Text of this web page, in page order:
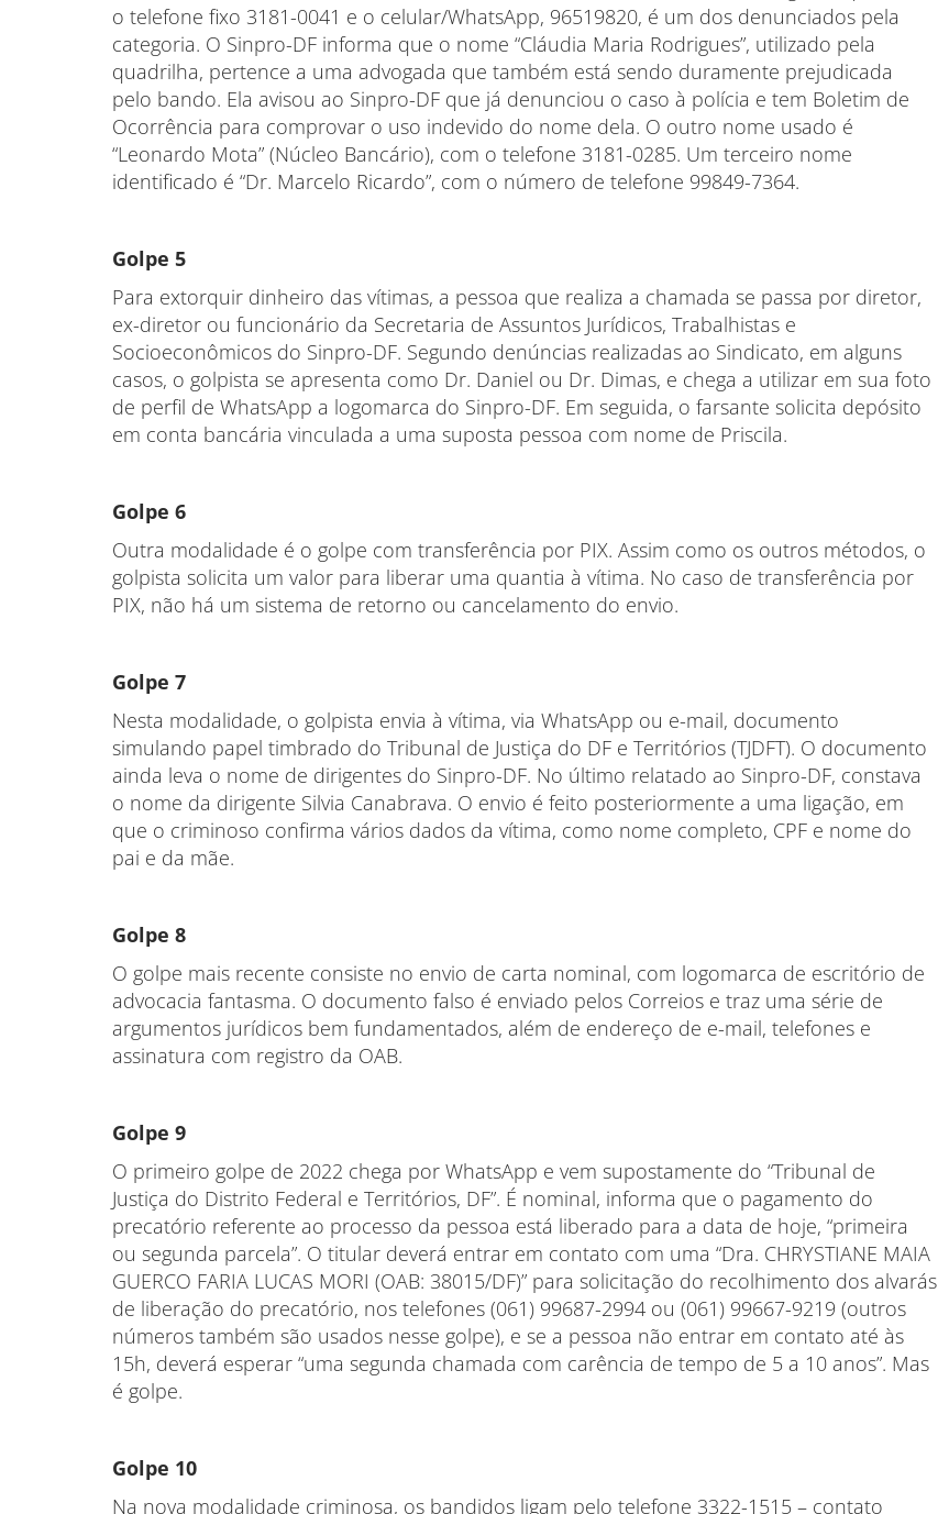
o telefone fixo 3181-0041 e o celular/WhatsApp, 96519820, é um dos denunciados pela
categoria. O Sinpro-DF informa que o nome “Cláudia Maria Rodrigues”, utilizado pela
quadrilha, pertence a uma advogada que também está sendo duramente prejudicada
pelo bando. Ela avisou ao Sinpro-DF que já denunciou o caso à polícia e tem Boletim de
Ocorrência para comprovar o uso indevido do nome dela. O outro nome usado é
“Leonardo Mota” (Núcleo Bancário), com o telefone 3181-0285. Um terceiro nome
identificado é “Dr. Marcelo Ricardo”, com o número de telefone 99849-7364.
Golpe 5
Para extorquir dinheiro das vítimas, a pessoa que realiza a chamada se passa por diretor,
ex-diretor ou funcionário da Secretaria de Assuntos Jurídicos, Trabalhistas e
Socioeconômicos do Sinpro-DF. Segundo denúncias realizadas ao Sindicato, em alguns
casos, o golpista se apresenta como Dr. Daniel ou Dr. Dimas, e chega a utilizar em sua foto
de perfil de WhatsApp a logomarca do Sinpro-DF. Em seguida, o farsante solicita depósito
em conta bancária vinculada a uma suposta pessoa com nome de Priscila.
Golpe 6
Outra modalidade é o golpe com transferência por PIX. Assim como os outros métodos, o
golpista solicita um valor para liberar uma quantia à vítima. No caso de transferência por
PIX, não há um sistema de retorno ou cancelamento do envio.
Golpe 7
Nesta modalidade, o golpista envia à vítima, via WhatsApp ou e-mail, documento
simulando papel timbrado do Tribunal de Justiça do DF e Territórios (TJDFT). O documento
ainda leva o nome de dirigentes do Sinpro-DF. No último relatado ao Sinpro-DF, constava
o nome da dirigente Silvia Canabrava. O envio é feito posteriormente a uma ligação, em
que o criminoso confirma vários dados da vítima, como nome completo, CPF e nome do
pai e da mãe.
Golpe 8
O golpe mais recente consiste no envio de carta nominal, com logomarca de escritório de
advocacia fantasma. O documento falso é enviado pelos Correios e traz uma série de
argumentos jurídicos bem fundamentados, além de endereço de e-mail, telefones e
assinatura com registro da OAB.
Golpe 9
O primeiro golpe de 2022 chega por WhatsApp e vem supostamente do “Tribunal de
Justiça do Distrito Federal e Territórios, DF”. É nominal, informa que o pagamento do
precatório referente ao processo da pessoa está liberado para a data de hoje, “primeira
ou segunda parcela”. O titular deverá entrar em contato com uma “Dra. CHRYSTIANE MAIA
GUERCO FARIA LUCAS MORI (OAB: 38015/DF)” para solicitação do recolhimento dos alvarás
de liberação do precatório, nos telefones (061) 99687-2994 ou (061) 99667-9219 (outros
números também são usados nesse golpe), e se a pessoa não entrar em contato até às
15h, deverá esperar “uma segunda chamada com carência de tempo de 5 a 10 anos”. Mas
é golpe.
Golpe 10
Na nova modalidade criminosa, os bandidos ligam pelo telefone 3322-1515 – contato